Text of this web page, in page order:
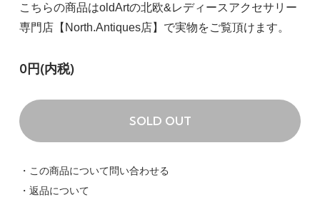
こちらの商品はoldArtの北欧&レディースアクセサリー
専門店【North.Antiques店】で実物をご覧頂けます。
0円(内税)
SOLD OUT
・この商品について問い合わせる
・返品について